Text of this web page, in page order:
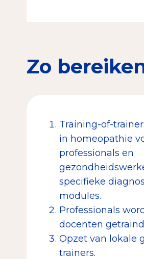
Zo
Training-of-
in homeopathie
professionals en
specifieke
modules.
Professionals
docenten
Opzet van lokale
trainers.